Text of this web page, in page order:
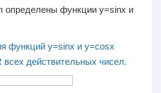
определены функции y=sinx и
функций y=sinx и y=cosx
действительных чисел.